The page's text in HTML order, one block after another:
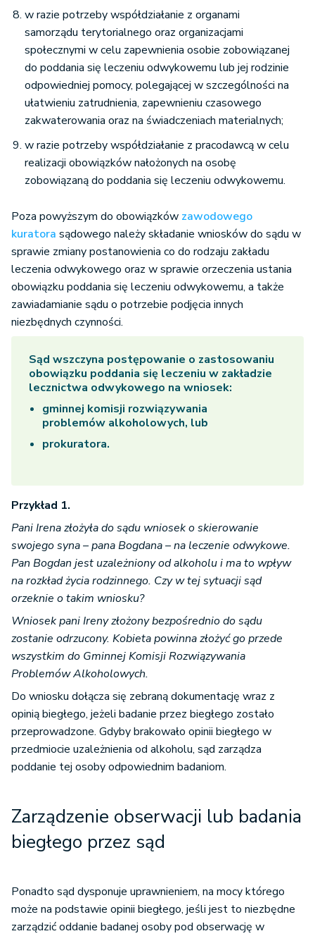
w razie potrzeby współdziałanie z organami
samorządu terytorialnego oraz organizacjami
społecznymi w celu zapewnienia osobie zobowiązanej
do poddania się leczeniu odwykowemu lub jej rodzinie
odpowiedniej pomocy, polegającej w szczególności na
ułatwieniu zatrudnienia, zapewnieniu czasowego
zakwaterowania oraz na świadczeniach materialnych;
w razie potrzeby współdziałanie z pracodawcą w celu
realizacji obowiązków nałożonych na osobę
zobowiązaną do poddania się leczeniu odwykowemu.
Poza powyższym do obowiązków zawodowego
kuratora sądowego należy składanie wniosków do sądu w
sprawie zmiany postanowienia co do rodzaju zakładu
leczenia odwykowego oraz w sprawie orzeczenia ustania
obowiązku poddania się leczeniu odwykowemu, a także
zawiadamianie sądu o potrzebie podjęcia innych
niezbędnych czynności.
Sąd wszczyna postępowanie o zastosowaniu
obowiązku poddania się leczeniu w zakładzie
lecznictwa odwykowego na wniosek:
gminnej komisji rozwiązywania
problemów alkoholowych, lub
prokuratora.
Przykład 1.
Pani Irena złożyła do sądu wniosek o skierowanie
swojego syna – pana Bogdana – na leczenie odwykowe.
Pan Bogdan jest uzależniony od alkoholu i ma to wpływ
na rozkład życia rodzinnego. Czy w tej sytuacji sąd
orzeknie o takim wniosku?
Wniosek pani Ireny złożony bezpośrednio do sądu
zostanie odrzucony. Kobieta powinna złożyć go przede
wszystkim do Gminnej Komisji Rozwiązywania
Problemów Alkoholowych.
Do wniosku dołącza się zebraną dokumentację wraz z
opinią biegłego, jeżeli badanie przez biegłego zostało
przeprowadzone. Gdyby brakowało opinii biegłego w
przedmiocie uzależnienia od alkoholu, sąd zarządza
poddanie tej osoby odpowiednim badaniom.
Zarządzenie obserwacji lub badania
biegłego przez sąd
Ponadto sąd dysponuje uprawnieniem, na mocy którego
może na podstawie opinii biegłego, jeśli jest to niezbędne
zarządzić oddanie badanej osoby pod obserwację w